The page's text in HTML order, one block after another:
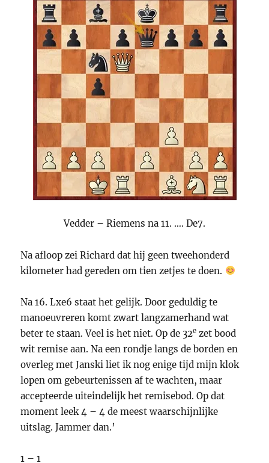
Vedder – Riemens na 11. …. De7.
Na afloop zei Richard dat hij geen tweehonderd
kilometer had gereden om tien zetjes te doen.
Na 16. Lxe6 staat het gelijk. Door geduldig te
manoeuvreren komt zwart langzamerhand wat
beter te staan. Veel is het niet. Op de 32e zet bood
wit remise aan. Na een rondje langs de borden en
overleg met Janski liet ik nog enige tijd mijn klok
lopen om gebeurtenissen af te wachten, maar
accepteerde uiteindelijk het remisebod. Op dat
moment leek 4 – 4 de meest waarschijnlijke
uitslag. Jammer dan.’
1 – 1